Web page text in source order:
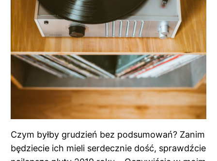
Czym byłby grudzień bez podsumowań? Zanim
będziecie ich mieli serdecznie dość, sprawdźcie